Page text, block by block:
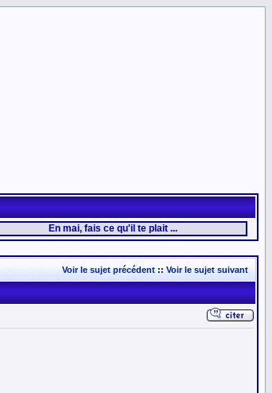
En mai, fais ce qu'il te plait ...
Voir le sujet précédent :: Voir le sujet suivant